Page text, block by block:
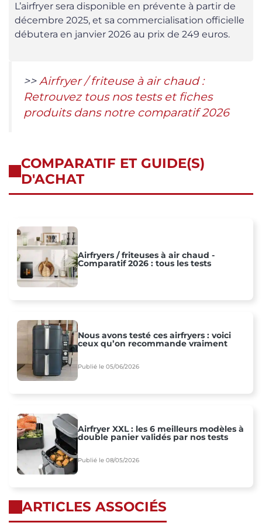
L’airfryer sera disponible en prévente à partir de
décembre 2025, et sa commercialisation officielle
débutera en janvier 2026 au prix de 249 euros.
>>Airfryer / friteuse à air chaud :
Retrouvez tous nos tests et fiches
produits dans notre comparatif 2026
COMPARATIF ET GUIDE(S)
D'ACHAT
Airfryers / friteuses à air chaud -
Comparatif 2026 : tous les tests
Nous avons testé ces airfryers : voici
ceux qu’on recommande vraiment
Publié le 05/06/2026
Airfryer XXL : les 6 meilleurs modèles à
double panier validés par nos tests
Publié le 08/05/2026
ARTICLES ASSOCIÉS